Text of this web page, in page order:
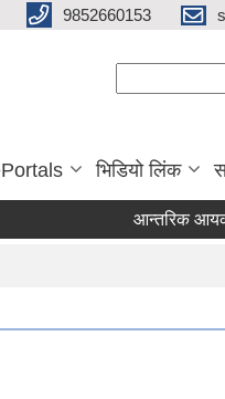
9852660153
भिडियो लिंक
आन्तरिक आयको